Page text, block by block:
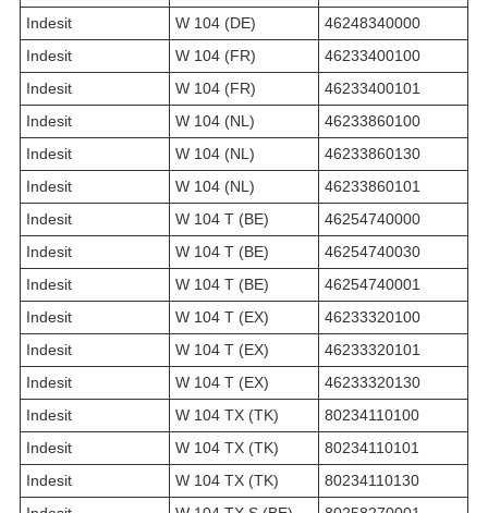
Indesit
W 104 (DE)
46248340000
Indesit
W 104 (FR)
46233400100
Indesit
W 104 (FR)
46233400101
Indesit
W 104 (NL)
46233860100
Indesit
W 104 (NL)
46233860130
Indesit
W 104 (NL)
46233860101
Indesit
W 104 T (BE)
46254740000
Indesit
W 104 T (BE)
46254740030
Indesit
W 104 T (BE)
46254740001
Indesit
W 104 T (EX)
46233320100
Indesit
W 104 T (EX)
46233320101
Indesit
W 104 T (EX)
46233320130
Indesit
W 104 TX (TK)
80234110100
Indesit
W 104 TX (TK)
80234110101
Indesit
W 104 TX (TK)
80234110130